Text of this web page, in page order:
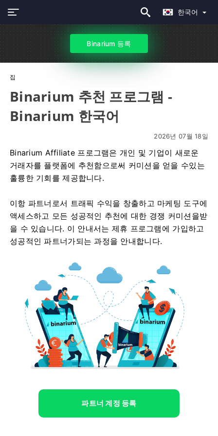
한국어
Binarium 등록
집
Binarium 추천 프로그램 -
Binarium 한국어
2026년 07월 18일
Binarium Affiliate 프로그램은 개인 및 기업이 새로운
거래자를 플랫폼에 추천함으로써 커미션을 얻을 수있는
훌륭한 기회를 제공합니다.
이항 파트너로서 트래픽 수익을 창출하고 마케팅 도구에
액세스하고 모든 성공적인 추천에 대한 경쟁 커미션을받
을 수 있습니다. 이 안내서는 제휴 프로그램에 가입하고
성공적인 파트너가되는 과정을 안내합니다.
파트너 계정 등록